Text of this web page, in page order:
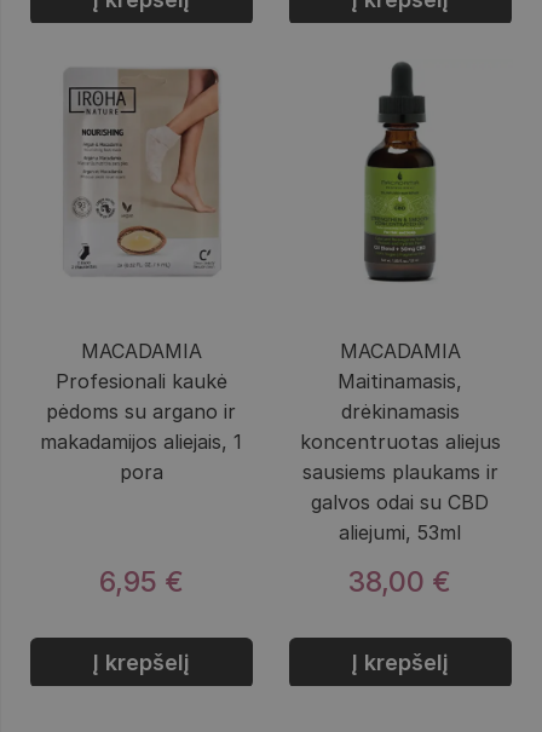
MACADAMIA
Profesionali kaukė
pėdoms su argano ir
makadamijos aliejais, 1
pora
6,95 €
Į krepšelį
MACADAMIA
Maitinamasis,
drėkinamasis
koncentruotas aliejus
sausiems plaukams ir
galvos odai su CBD
aliejumi, 53ml
38,00 €
Į krepšelį